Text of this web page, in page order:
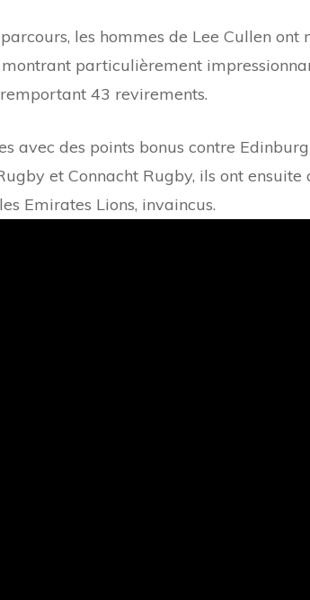
les hommes de Lee Cullen
montrant particulièrement
43 revirements.
avec des points bonus contre
et Connacht Rugby, ils ont
Emirates Lions, invaincus.